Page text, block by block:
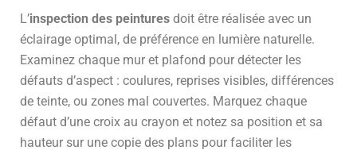
L’inspection des peintures doit être réalisée avec un
éclairage optimal, de préférence en lumière naturelle.
Examinez chaque mur et plafond pour détecter les
défauts d’aspect : coulures, reprises visibles, différences
de teinte, ou zones mal couvertes. Marquez chaque
défaut d’une croix au crayon et notez sa position et sa
hauteur sur une copie des plans pour faciliter les